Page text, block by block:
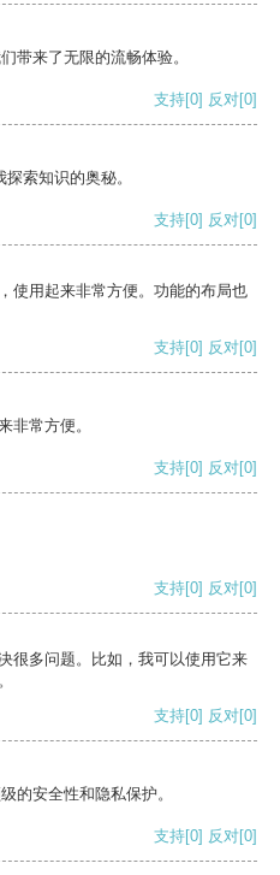
带来了无限的流畅体验。
支持[0] 反对[0]
索知识的奥秘。
支持[0] 反对[0]
使用起来非常方便。功能的布局也
支持[0] 反对[0]
非常方便。
支持[0] 反对[0]
支持[0] 反对[0]
很多问题。比如，我可以使用它来
支持[0] 反对[0]
的安全性和隐私保护。
支持[0] 反对[0]